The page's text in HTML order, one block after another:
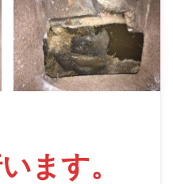
ます。